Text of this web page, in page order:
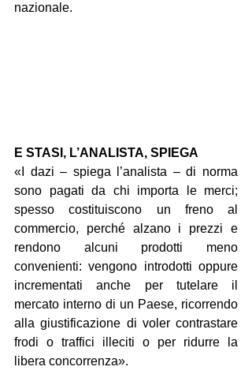
nazionale.
E STASI, L’ANALISTA, SPIEGA
«I dazi – spiega l’analista – di norma
sono pagati da chi importa le merci;
spesso costituiscono un freno al
commercio, perché alzano i prezzi e
rendono alcuni prodotti meno
convenienti: vengono introdotti oppure
incrementati anche per tutelare il
mercato interno di un Paese, ricorrendo
alla giustificazione di voler contrastare
frodi o traffici illeciti o per ridurre la
libera concorrenza».